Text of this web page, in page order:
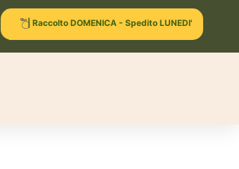
| Raccolto DOMENICA - Spedito LUNEDI'